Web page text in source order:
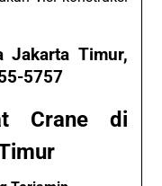
Jakarta Timur,
5757
Crane di